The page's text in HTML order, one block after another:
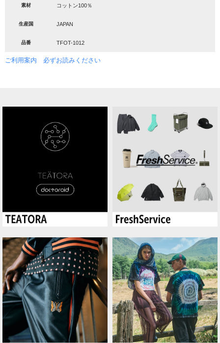
素材 コットン100％
生産国 JAPAN
品番 TFOT-1012
ご利用案内 必ずお読みください